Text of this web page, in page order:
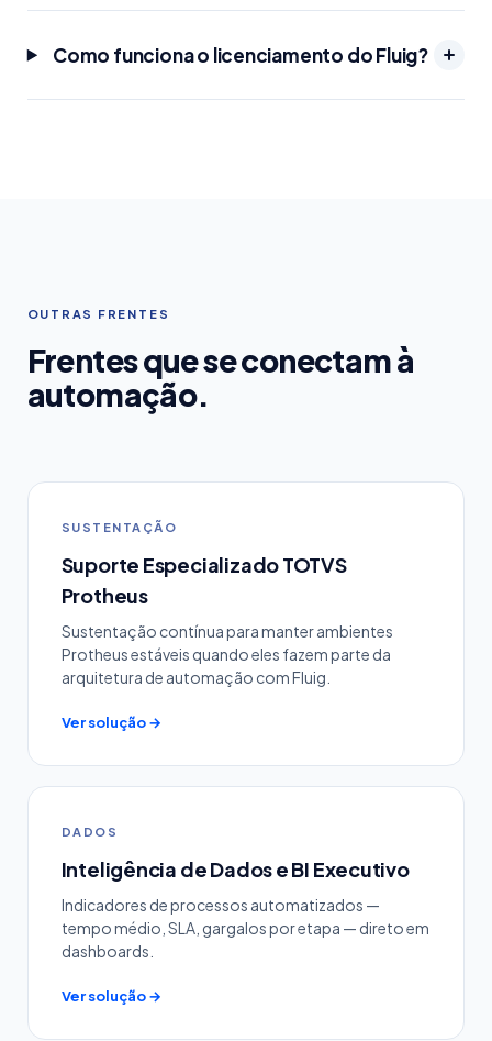
Como funciona o licenciamento do Fluig?
OUTRAS FRENTES
Frentes que se conectam à
automação.
SUSTENTAÇÃO
Suporte Especializado TOTVS
Protheus
Sustentação contínua para manter ambientes
Protheus estáveis quando eles fazem parte da
arquitetura de automação com Fluig.
Ver solução →
DADOS
Inteligência de Dados e BI Executivo
Indicadores de processos automatizados —
tempo médio, SLA, gargalos por etapa — direto em
dashboards.
Ver solução →